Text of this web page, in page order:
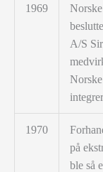
1969
A/S
1970
på
ble så